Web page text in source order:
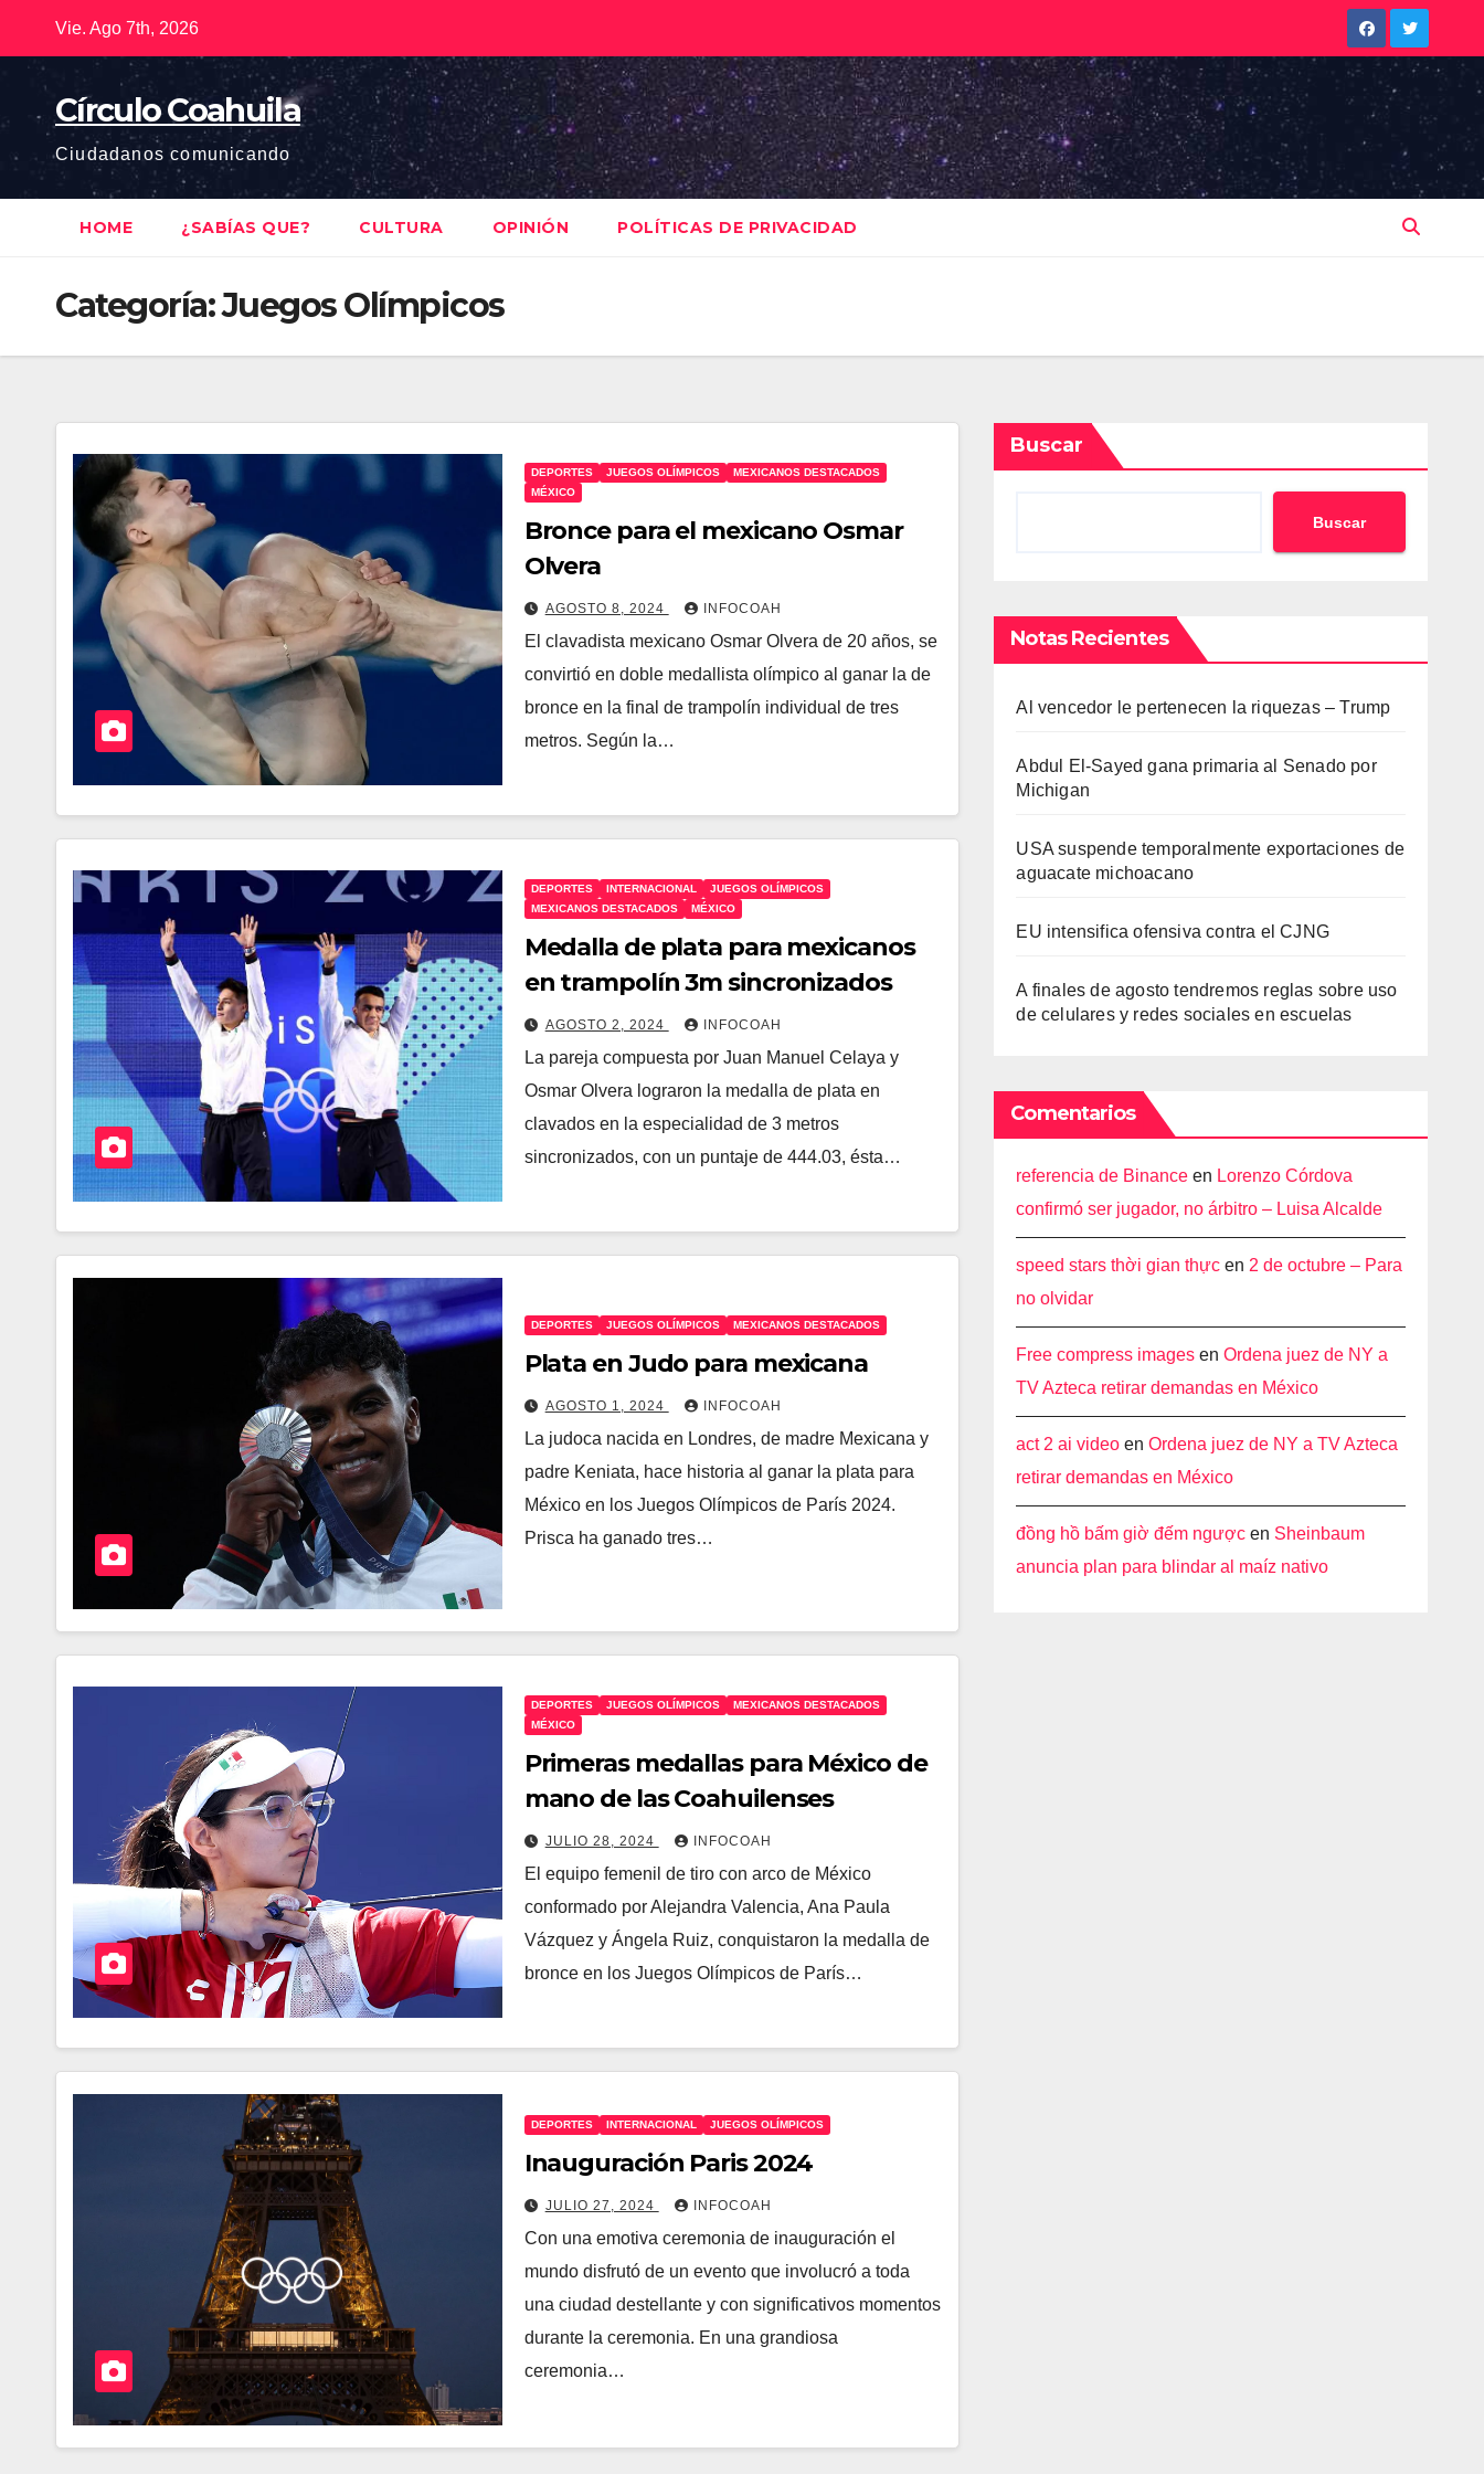
Vie. Ago 7th, 2026
Círculo Coahuila
Ciudadanos comunicando
HOME ¿SABÍAS QUE? CULTURA OPINIÓN POLÍTICAS DE PRIVACIDAD
Categoría:Juegos Olímpicos
DEPORTES JUEGOS OLÍMPICOS
MEXICANOS DESTACADOS
MÉXICO
Bronce para el mexicano Osmar
Olvera
AGOSTO 8, 2024 INFOCOAH
El clavadista mexicano Osmar Olvera de 20 años, se
convirtió en doble medallista olímpico al ganar la de
bronce en la final de trampolín individual de tres
metros. Según la…
DEPORTES INTERNACIONAL
JUEGOS OLÍMPICOS
MEXICANOS DESTACADOS
MÉXICO
Medalla de plata para mexicanos
en trampolín 3m sincronizados
AGOSTO 2, 2024 INFOCOAH
La pareja compuesta por Juan Manuel Celaya y
Osmar Olvera lograron la medalla de plata en
clavados en la especialidad de 3 metros
sincronizados, con un puntaje de 444.03, ésta…
DEPORTES JUEGOS OLÍMPICOS MEXICANOS DESTACADOS
Plata en Judo para mexicana
AGOSTO 1, 2024 INFOCOAH
La judoca nacida en Londres, de madre Mexicana y
padre Keniata, hace historia al ganar la plata para
México en los Juegos Olímpicos de París 2024.
Prisca ha ganado tres…
DEPORTES JUEGOS OLÍMPICOS
MEXICANOS DESTACADOS
MÉXICO
Primeras medallas para México de
mano de las Coahuilenses
JULIO 28, 2024 INFOCOAH
El equipo femenil de tiro con arco de México
conformado por Alejandra Valencia, Ana Paula
Vázquez y Ángela Ruiz, conquistaron la medalla de
bronce en los Juegos Olímpicos de París…
DEPORTES INTERNACIONAL JUEGOS OLÍMPICOS
Inauguración Paris 2024
JULIO 27, 2024 INFOCOAH
Con una emotiva ceremonia de inauguración el
mundo disfrutó de un evento que involucró a toda
una ciudad destellante y con significativos momentos
durante la ceremonia. En una grandiosa
ceremonia…
Buscar
Buscar
Notas Recientes
Al vencedor le pertenecen la riquezas – Trump
Abdul El-Sayed gana primaria al Senado por
Michigan
USA suspende temporalmente exportaciones de
aguacate michoacano
EU intensifica ofensiva contra el CJNG
A finales de agosto tendremos reglas sobre uso
de celulares y redes sociales en escuelas
Comentarios
referencia de Binance en Lorenzo Córdova
confirmó ser jugador, no árbitro – Luisa Alcalde
speed stars thời gian thực en 2 de octubre – Para
no olvidar
Free compress images enOrdena juez de NY a
TV Azteca retirar demandas en México
act 2 ai video enOrdena juez de NY a TV Azteca
retirar demandas en México
đồng hồ bấm giờ đếm ngược en Sheinbaum
anuncia plan para blindar al maíz nativo